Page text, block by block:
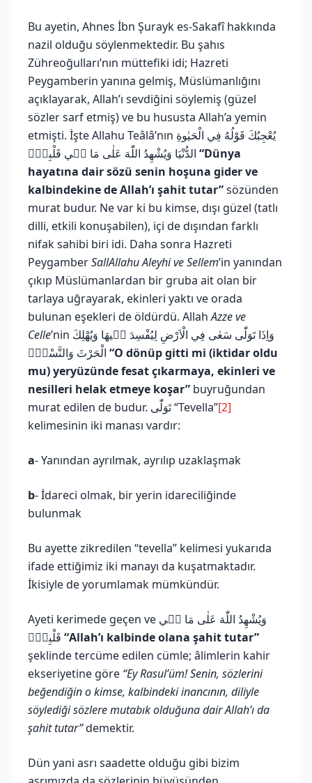
Bu ayetin, Ahnes İbn Şurayk es-Sakafî hakkında
nazil olduğu söylenmektedir. Bu şahıs
Zühreoğulları’nın müttefiki idi; Hazreti
Peygamberin yanına gelmiş, Müslümanlığını
açıklayarak, Allah’ı sevdiğini söylemiş (güzel
sözler sarf etmiş) ve bu hususta Allah’a yemin
etmişti. İşte Allahu Teâlâ’nın يُعْجِبُكَ قَوْلُهُ فِي الْحَيٰوةِ
“Dünya
hayatına dair sözü senin hoşuna gider ve
kalbindekine de Allah’ı şahit tutar”sözünden
murat budur. Ne var ki bu kimse, dışı güzel (tatlı
dilli, etkili konuşabilen), içi de dışından farklı
nifak sahibi biri idi. Daha sonra Hazreti
PeygamberSallAllahu Aleyhi ve Sellem’in yanından
çıkıp Müslümanlardan bir gruba ait olan bir
tarlaya uğrayarak, ekinleri yaktı ve orada
bulunan eşekleri de öldürdü. AllahAzze ve
Celle’nin وَاِذَا تَوَلّٰى سَعٰى فِي الْاَرْضِ لِيُفْسِدَ ف۪يهَا وَيُهْلِكَ
“O dönüp gitti mi (iktidar oldu
mu) yeryüzünde fesat çıkarmaya, ekinleri ve
nesilleri helak etmeye koşar” buyruğundan
murat edilen de budur. تَوَلّٰى “Tevella”[2]
kelimesinin iki manası vardır:
a- Yanından ayrılmak, ayrılıp uzaklaşmak
b- İdareci olmak, bir yerin idareciliğinde
bulunmak
Bu ayette zikredilen “tevella” kelimesi yukarıda
ifade ettiğimiz iki manayı da kuşatmaktadır.
İkisiyle de yorumlamak mümkündür.
Ayeti kerimede geçen ve وَيُشْهِدُ اللّٰهَ عَلٰى مَا ف۪ي
“Allah’ı kalbinde olana şahit tutar”
şeklinde tercüme edilen cümle; âlimlerin kahir
ekseriyetine göre “Ey Rasul’üm! Senin, sözlerini
beğendiğin o kimse, kalbindeki inancının, diliyle
söylediği sözlere mutabık olduğuna dair Allah’ı da
şahit tutar”demektir.
Dün yani asrı saadette olduğu gibi bizim